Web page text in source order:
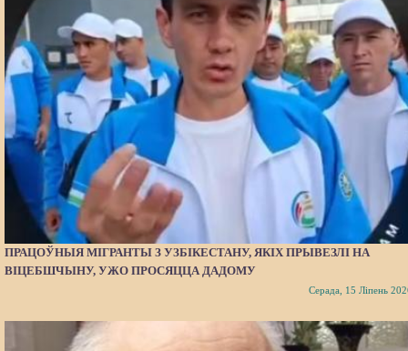
ПРАЦОЎНЫЯ МІГРАНТЫ З УЗБІКЕСТАНУ, ЯКІХ ПРЫВЕЗЛІ НА
ВІЦЕБШЧЫНУ, УЖО ПРОСЯЦЦА ДАДОМУ
Серада, 15 Ліпень